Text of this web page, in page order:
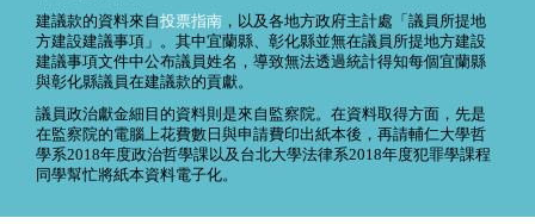
建議款的資料來自投票指南 ，以及各地方政府主計處「議員所提地
方建設建議事項」。其中宜蘭縣、彰化縣並無在議員所提地方建設
建議事項文件中公布議員姓名，導致無法透過統計得知每個宜蘭縣
與彰化縣議員在建議款的貢獻。
議員政治獻金細目的資料則是來自監察院。在資料取得方面，先是
在監察院的電腦上花費數日與申請費印出紙本後，再請輔仁大學哲
學系2018年度政治哲學課以及台北大學法律系2018年度犯罪學課程
同學幫忙將紙本資料電子化。